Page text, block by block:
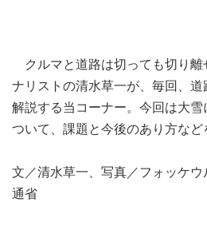
クルマと道路は切っても切り離
ナリストの清水草一が、毎回、道
解説する当コーナー。今回は大
ついて、課題と今後のあり方など
文／清水草一、写真／フォッケ
通省